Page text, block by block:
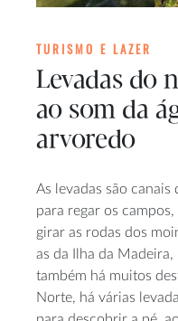
TURISMO E LAZER
Levadas do
ao som da
arvoredo
As levadas são
para regar os
girar as rodas dos
as da Ilha da Madeira,
também há muitos
Norte, há várias